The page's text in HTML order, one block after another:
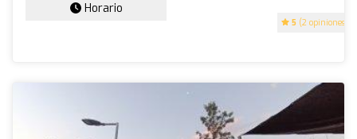
5 (2 opiniones)
Horario